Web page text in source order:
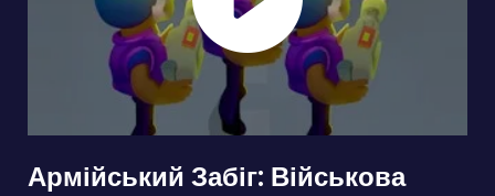
Армійський Забіг: Військова